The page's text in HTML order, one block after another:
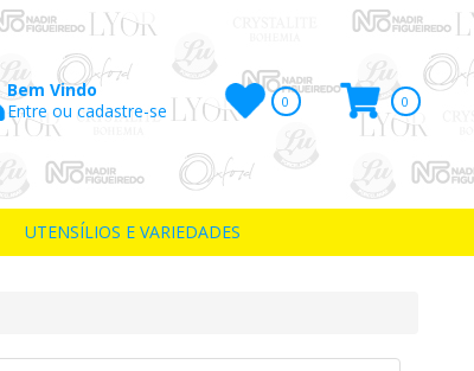
0
Itens
0
Bem Vindo
Entre ou cadastre-se
UTENSÍLIOS E VARIEDADES